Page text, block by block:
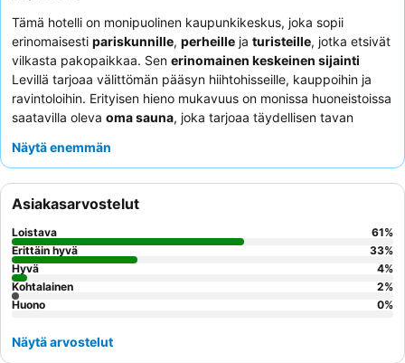
Tämä hotelli on monipuolinen kaupunkikeskus, joka sopii
erinomaisesti pariskunnille, perheille ja turisteille, jotka etsivät
vilkasta pakopaikkaa. Sen erinomainen keskeinen sijainti
Levillä tarjoaa välittömän pääsyn hiihtohisseille, kauppoihin ja
ravintoloihin. Erityisen hieno mukavuus on monissa huoneistoissa
saatavilla oleva oma sauna, joka tarjoaa täydellisen tavan
jatkuvasti ystävällistä ja avuliasta henkilökuntaa sekä hotellin
maisemia etsiville suositellaan huonetta ylemmästä kerroksesta,
josta avautuvatpanoraamanäkymät
maisemaan.
Näytä enemmän
Asiakasarvostelut
Loistava 61%
Erittäin hyvä
33%
Hyvä
4%
Kohtalainen
2%
Huono
0%
Näytä arvostelut